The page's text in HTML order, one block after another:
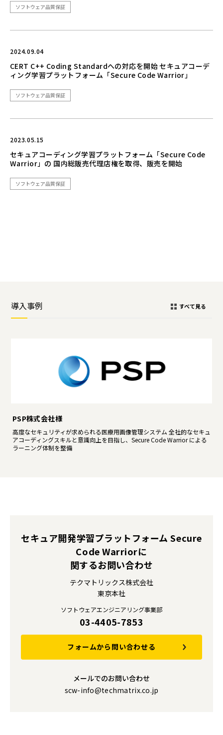
ソフトウェア品質保証
2024.09.04
CERT C++ Coding Standardへの対応を開始 セキュアコーデ
ィング学習プラットフォーム「Secure Code Warrior」
ソフトウェア品質保証
2023.05.15
セキュアコーディング学習プラットフォーム「Secure Code
Warrior」の 国内総販売代理店権を取得、販売を開始
ソフトウェア品質保証
導入事例
PSP株式会社様
高度なセキュリティが求められる医療用画像管理システム 全社的なセキュ
アコーディングスキルと意識向上を目指し、Secure Code Warrior による
ラーニング体制を整備
すべて見る
セキュア開発学習プラットフォーム Secure
Code Warriorに
関するお問い合わせ
テクマトリックス株式会社
東京本社
ソフトウェアエンジニアリング事業部
03-4405-7853
フォームから問い合わせる
メールでのお問い合わせ
scw-info@techmatrix.co.jp